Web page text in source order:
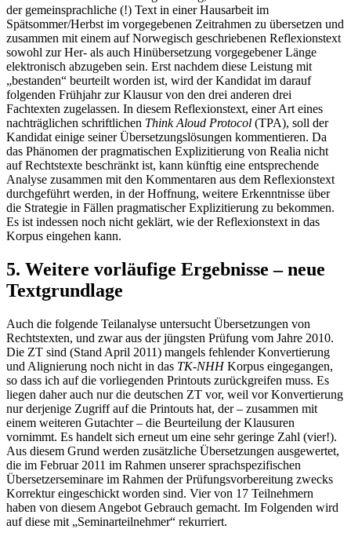
der gemeinsprachliche (!) Text in einer Hausarbeit im
Spätsommer/Herbst im vorgegebenen Zeitrahmen zu übersetzen und
zusammen mit einem auf Norwegisch geschriebenen Reflexionstext
sowohl zur Her- als auch Hinübersetzung vorgegebener Länge
elektronisch abzugeben sein. Erst nachdem diese Leistung mit
„bestanden“ beurteilt worden ist, wird der Kandidat im darauf
folgenden Frühjahr zur Klausur von den drei anderen drei
Fachtexten zugelassen. In diesem Reflexionstext, einer Art eines
nachträglichen schriftlichen Think Aloud Protocol (TPA), soll der
Kandidat einige seiner Übersetzungslösungen kommentieren. Da
das Phänomen der pragmatischen Explizitierung von Realia nicht
auf Rechtstexte beschränkt ist, kann künftig eine entsprechende
Analyse zusammen mit den Kommentaren aus dem Reflexionstext
durchgeführt werden, in der Hoffnung, weitere Erkenntnisse über
die Strategie in Fällen pragmatischer Explizitierung zu bekommen.
Es ist indessen noch nicht geklärt, wie der Reflexionstext in das
Korpus eingehen kann.
5. Weitere vorläufige Ergebnisse – neue
Textgrundlage
Auch die folgende Teilanalyse untersucht Übersetzungen von
Rechtstexten, und zwar aus der jüngsten Prüfung vom Jahre 2010.
Die ZT sind (Stand April 2011) mangels fehlender Konvertierung
und Alignierung noch nicht in das TK-NHHKorpus eingegangen,
so dass ich auf die vorliegenden Printouts zurückgreifen muss. Es
liegen daher auch nur die deutschen ZT vor, weil vor Konvertierung
nur derjenige Zugriff auf die Printouts hat, der – zusammen mit
einem weiteren Gutachter – die Beurteilung der Klausuren
vornimmt. Es handelt sich erneut um eine sehr geringe Zahl (vier!).
Aus diesem Grund werden zusätzliche Übersetzungen ausgewertet,
die im Februar 2011 im Rahmen unserer sprachspezifischen
Übersetzerseminare im Rahmen der Prüfungsvorbereitung zwecks
Korrektur eingeschickt worden sind. Vier von 17 Teilnehmern
haben von diesem Angebot Gebrauch gemacht. Im Folgenden wird
auf diese mit „Seminarteilnehmer“ rekurriert.